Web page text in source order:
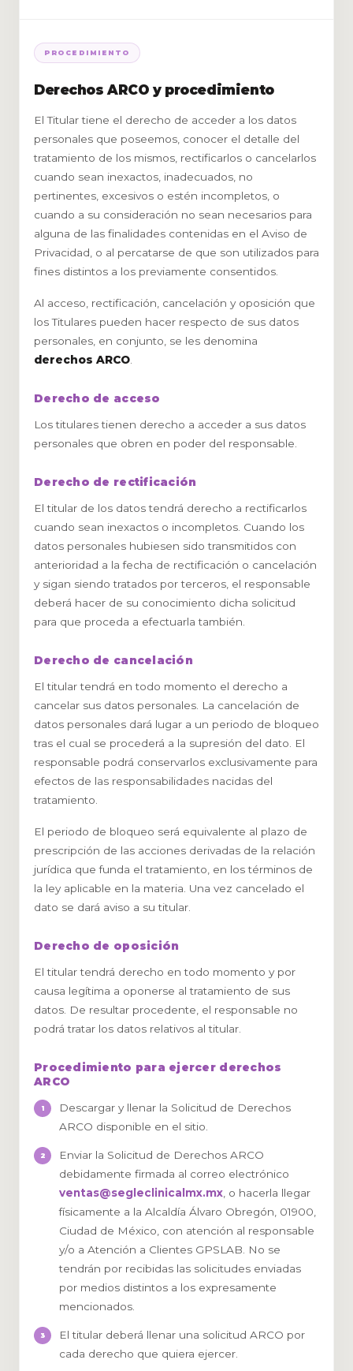
PROCEDIMIENTO
Derechos ARCO y procedimiento
El Titular tiene el derecho de acceder a los datos
personales que poseemos, conocer el detalle del
tratamiento de los mismos, rectificarlos o cancelarlos
cuando sean inexactos, inadecuados, no
pertinentes, excesivos o estén incompletos, o
cuando a su consideración no sean necesarios para
alguna de las finalidades contenidas en el Aviso de
Privacidad, o al percatarse de que son utilizados para
fines distintos a los previamente consentidos.
Al acceso, rectificación, cancelación y oposición que
los Titulares pueden hacer respecto de sus datos
personales, en conjunto, se les denomina
derechos ARCO
Derecho de acceso
Los titulares tienen derecho a acceder a sus datos
personales que obren en poder del responsable.
Derecho de rectificación
El titular de los datos tendrá derecho a rectificarlos
cuando sean inexactos o incompletos. Cuando los
datos personales hubiesen sido transmitidos con
anterioridad a la fecha de rectificación o cancelación
y sigan siendo tratados por terceros, el responsable
deberá hacer de su conocimiento dicha solicitud
para que proceda a efectuarla también.
Derecho de cancelación
El titular tendrá en todo momento el derecho a
cancelar sus datos personales. La cancelación de
datos personales dará lugar a un periodo de bloqueo
tras el cual se procederá a la supresión del dato. El
responsable podrá conservarlos exclusivamente para
efectos de las responsabilidades nacidas del
tratamiento.
El periodo de bloqueo será equivalente al plazo de
prescripción de las acciones derivadas de la relación
jurídica que funda el tratamiento, en los términos de
la ley aplicable en la materia. Una vez cancelado el
dato se dará aviso a su titular.
Derecho de oposición
El titular tendrá derecho en todo momento y por
causa legítima a oponerse al tratamiento de sus
datos. De resultar procedente, el responsable no
podrá tratar los datos relativos al titular.
Procedimiento para ejercer derechos
ARCO
Descargar y llenar la Solicitud de Derechos
ARCO disponible en el sitio.
Enviar la Solicitud de Derechos ARCO
debidamente firmada al correo electrónico
ventas@segleclinicalmx.mx , o hacerla llegar
físicamente a la Alcaldía Álvaro Obregón, 01900,
Ciudad de México, con atención al responsable
y/o a Atención a Clientes GPSLAB. No se
tendrán por recibidas las solicitudes enviadas
por medios distintos a los expresamente
mencionados.
El titular deberá llenar una solicitud ARCO por
cada derecho que quiera ejercer.